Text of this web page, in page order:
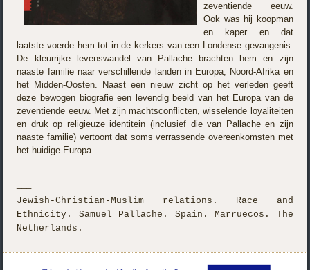
zeventiende eeuw.
Ook was hij koopman
en kaper en dat
laatste voerde hem tot in de kerkers van een Londense gevangenis.
De kleurrijke levenswandel van Pallache brachten hem en zijn
naaste familie naar verschillende landen in Europa, Noord-Afrika en
het Midden-Oosten. Naast een nieuw zicht op het verleden geeft
deze bewogen biografie een levendig beeld van het Europa van de
zeventiende eeuw. Met zijn machtsconflicten, wisselende loyaliteiten
en druk op religieuze identitein (inclusief die van Pallache en zijn
naaste familie) vertoont dat soms verrassende overeenkomsten met
het huidige Europa.
Jewish-Christian-Muslim relations. Race and
Ethnicity. Samuel Pallache. Spain. Marruecos. The
Netherlands.